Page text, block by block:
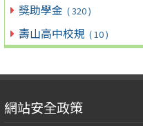
獎助學金 ( 320 )
壽山高中校規 ( 10 )
網站安全政策